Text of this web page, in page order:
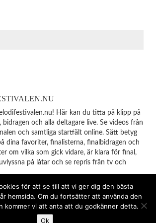
Här kan du titta på klipp på
och alla deltagare live. Se videos från
och samtliga startfält online. Sätt betyg
dina favoriter, finalisterna, finalbidragen och
om vilka som gick vidare, är klara för final,
på låtar och se repris från tv och
TOP
för att se till att vi ger dig den bästa
hemsida. Om du fortsätter att använda den
kommer vi att anta att du godkänner detta.
Ok